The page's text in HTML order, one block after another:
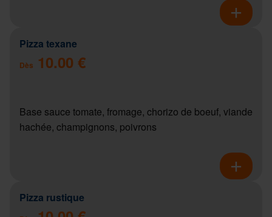
Pizza texane
Dès 10.00 €
Base sauce tomate, fromage, chorizo de boeuf, viande
hachée, champignons, poivrons
Pizza rustique